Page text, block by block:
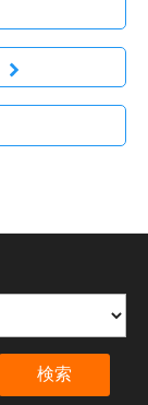
検索